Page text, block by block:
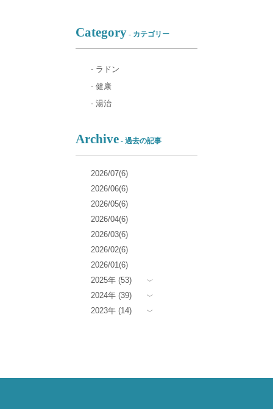
Category - カテゴリー
- ラドン
- 健康
- 湯治
Archive - 過去の記事
2026/07(6)
2026/06(6)
2026/05(6)
2026/04(6)
2026/03(6)
2026/02(6)
2026/01(6)
2025年 (53)
2024年 (39)
2023年 (14)